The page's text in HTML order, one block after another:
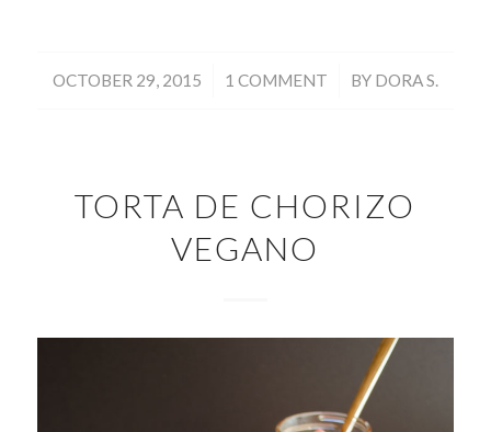
OCTOBER 29, 2015
/ 1 COMMENT
/ BY DORA S.
TORTA DE CHORIZO
VEGANO